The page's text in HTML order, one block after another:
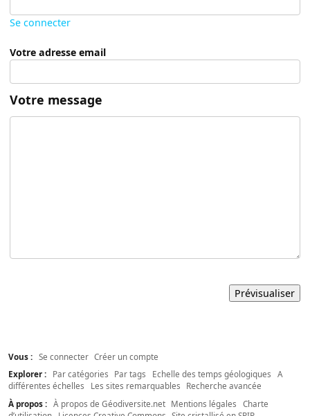
Se connecter
Votre adresse email
Votre message
Vous : Se connecter Créer un compte
Explorer :
Par catégories Par tags Echelle des temps géologiques
A
différentes échelles
Les sites remarquables
Recherche avancée
À propos : À propos de Géodiversite.net Mentions légales
Charte